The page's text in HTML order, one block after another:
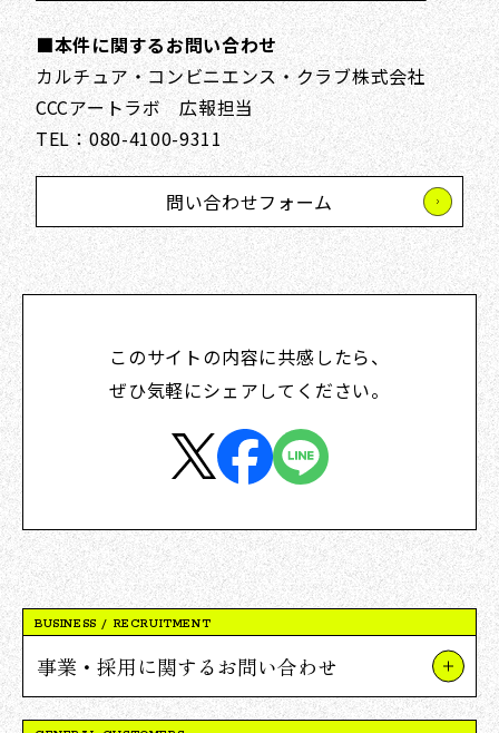
■本件に関するお問い合わせ
カルチュア・コンビニエンス・クラブ株式会社
CCCアートラボ 広報担当
TEL：080-4100-9311
問い合わせフォーム
このサイトの内容に共感したら、
ぜひ気軽にシェアしてください。
BUSINESS / RECRUITMENT
事業・採用に関するお問い合わせ
事業やプロジェクトについて